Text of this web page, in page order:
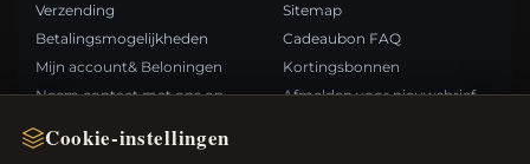
Cookie-instellingen
Verzending
Betalingsmogelijkheden
Mijn account& Beloningen
Neem contact met ons op
Sitemap
Cadeaubon FAQ
Kortingsbonnen
Afmelden voor nieuwsbrief